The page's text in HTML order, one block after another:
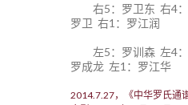
右5：罗卫东 右4
罗卫 右1：罗江润
左5：罗训森 左4
罗成龙 左1：罗江华
2014.7.27，《中华罗氏通